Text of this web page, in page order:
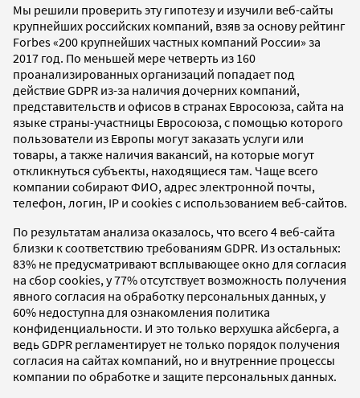
Мы решили проверить эту гипотезу и изучили веб-сайты
крупнейших российских компаний, взяв за основу рейтинг
Forbes «200 крупнейших частных компаний России» за
2017 год. По меньшей мере четверть из 160
проанализированных организаций попадает под
действие GDPR из-за наличия дочерних компаний,
представительств и офисов в странах Евросоюза, сайта на
языке страны-участницы Евросоюза, с помощью которого
пользователи из Европы могут заказать услуги или
товары, а также наличия вакансий, на которые могут
откликнуться субъекты, находящиеся там. Чаще всего
компании собирают ФИО, адрес электронной почты,
телефон, логин, IP и cookies с использованием веб-сайтов.
По результатам анализа оказалось, что всего 4 веб-сайта
близки к соответствию требованиям GDPR. Из остальных:
83% не предусматривают всплывающее окно для согласия
на сбор cookies, у 77% отсутствует возможность получения
явного согласия на обработку персональных данных, у
60% недоступна для ознакомления политика
конфиденциальности. И это только верхушка айсберга, а
ведь GDPR регламентирует не только порядок получения
согласия на сайтах компаний, но и внутренние процессы
компании по обработке и защите персональных данных.